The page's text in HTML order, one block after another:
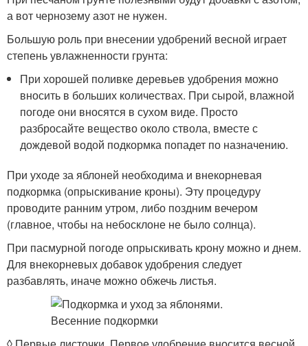
а вот чернозему азот не нужен.
Большую роль при внесении удобрений весной играет
степень увлажненности грунта:
При хорошей поливке деревьев удобрения можно
вносить в больших количествах. При сырой, влажной
погоде они вносятся в сухом виде. Просто
разбросайте вещество около ствола, вместе с
дождевой водой подкормка попадет по назначению.
При уходе за яблоней необходима и внекорневая
подкормка (опрыскивание кроны). Эту процедуру
проводите ранним утром, либо поздним вечером
(главное, чтобы на небосклоне не было солнца).
При пасмурной погоде опрыскивать крону можно и днем.
Для внекорневых добавок удобрения следует
разбавлять, иначе можно обжечь листья.